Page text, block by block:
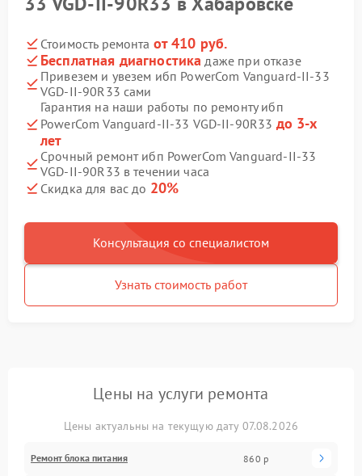
Стоимость ремонта от 410 руб.
Бесплатная диагностика даже при отказе
Привезем и увезем ибп PowerCom Vanguard-II-33
VGD-II-90R33 сами
Гарантия на наши работы по ремонту ибп
PowerCom Vanguard-II-33 VGD-II-90R33 до 3-х
лет
Срочный ремонт ибп PowerCom Vanguard-II-33
VGD-II-90R33 в течении часа
Скидка для вас до 20%
Консультация со специалистом
Узнать стоимость работ
Цены на услуги ремонта
Цены актуальны на текущую дату 07.08.2026
Ремонт блока питания 860 р